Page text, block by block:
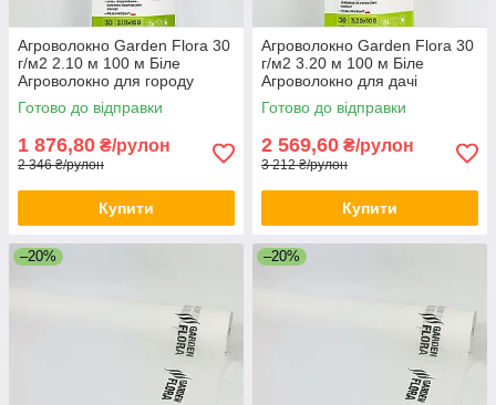
Агроволокно Garden Flora 30
г/м2 2.10 м 100 м Біле
Агроволокно для городу
Агрополотно для огірків
Готово до відправки
1 876,80 ₴/рулон
2 346 ₴/рулон
Купити
Агроволокно Garden Flora 30
г/м2 3.20 м 100 м Біле
Агроволокно для дачі
Агрополотно для теплиці
Готово до відправки
2 569,60 ₴/рулон
3 212 ₴/рулон
Купити
–20% –20%